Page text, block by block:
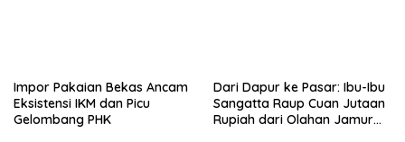
Impor Pakaian Bekas Ancam
Eksistensi IKM dan Picu
Gelombang PHK
Dari Dapur ke Pasar: Ibu-Ibu
Sangatta Raup Cuan Jutaan
Rupiah dari Olahan Jamur